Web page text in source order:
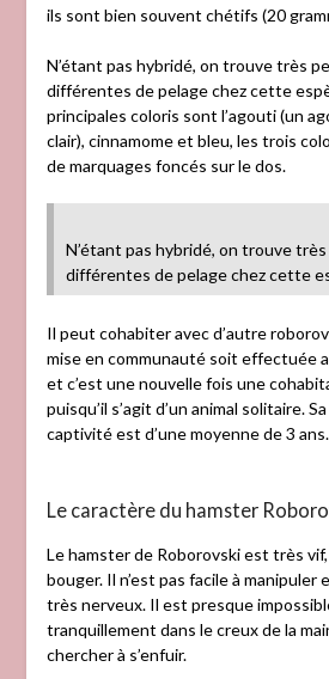
ils sont bien souvent chétifs (20
N’étant pas hybridé, on trouve très
différentes de pelage chez cette
principales coloris sont l’agouti (un
clair), cinnamome et bleu, les trois
de marquages foncés sur le dos.
N’étant pas hybridé, on trouve
différentes de pelage chez cette
Il peut cohabiter avec d’autre
mise en communauté soit effectuée
et c’est une nouvelle fois une
puisqu’il s’agit d’un animal solitaire.
captivité est d’une moyenne de 3 ans.
Le caractère du hamster
Le hamster de Roborovski est très vif,
bouger. Il n’est pas facile à manipuler
très nerveux. Il est presque
tranquillement dans le creux de la
chercher à s’enfuir.